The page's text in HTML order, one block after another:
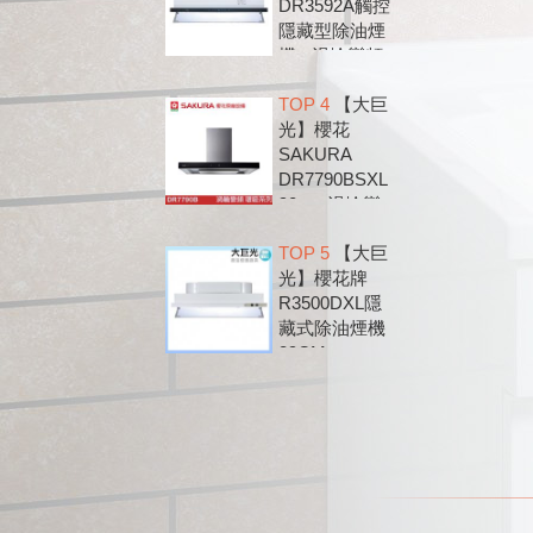
DR3592A觸控
隱藏型除油煙
機 - 渦輪變頻
系列
TOP 4【大巨
光】櫻花
SAKURA
DR7790BSXL
90cm 渦輪變
除油煙機
DR7790B
TOP 5【大巨
光】櫻花牌
R3500DXL隱
藏式除油煙機
89CM